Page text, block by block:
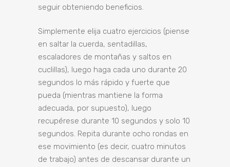
seguir obteniendo beneficios.
Simplemente elija cuatro ejercicios (piense
en saltar la cuerda, sentadillas,
escaladores de montañas y saltos en
cuclillas), luego haga cada uno durante 20
segundos lo más rápido y fuerte que
pueda (mientras mantiene la forma
adecuada, por supuesto), luego
recupérese durante 10 segundos y solo 10
segundos. Repita durante ocho rondas en
ese movimiento (es decir, cuatro minutos
de trabajo) antes de descansar durante un